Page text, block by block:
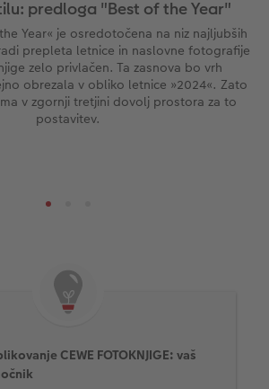
predloga "Best of the Year"
Year« je osredotočena na niz najljubših
prepleta letnice in naslovne fotografije
zelo privlačen. Ta zasnova bo vrh
obrezala v obliko letnice »2024«. Zato
v zgornji tretjini dovolj prostora za to
postavitev.
CEWE FOTOKNJIGE: vaš